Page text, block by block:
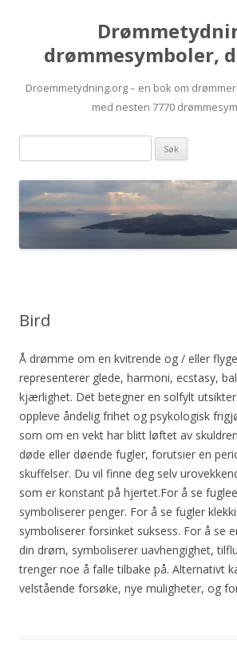
drømmesymboler,
Droemmetydning.org – en bok om
med nesten 7770
Skip
content
søk:
Bird
Å drømme om en kvitrende og / eller
representerer glede, harmoni, ecstasy,
kjærlighet. Det betegner en solfylt utsikter
oppleve åndelig frihet og psykologisk
som om en vekt har blitt løftet av
døde eller døende fugler, forutsier en
skuffelser. Du vil finne deg selv
som er konstant på hjertet.For å se
symboliserer penger. For å se fugler
symboliserer forsinket suksess. For å se
din drøm, symboliserer uavhengighet,
trenger noe å falle tilbake på. Alternativt
velstående forsøke, nye muligheter, og